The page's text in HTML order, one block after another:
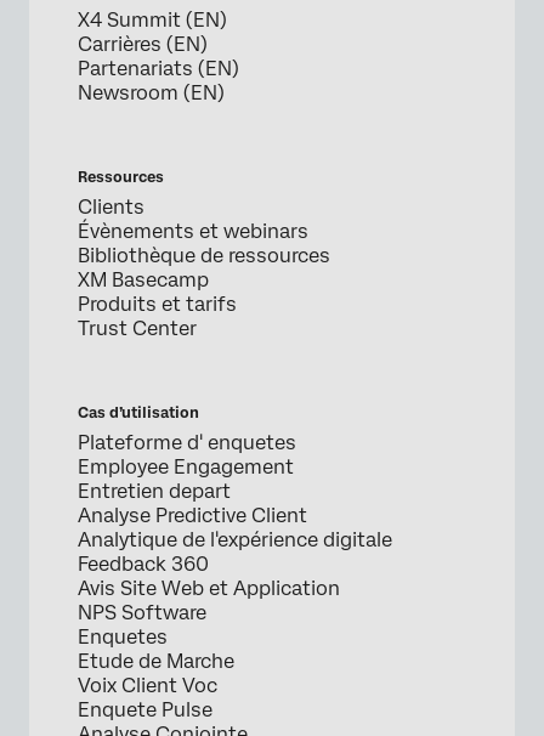
X4 Summit (EN)
Carrières (EN)
Partenariats (EN)
Newsroom (EN)
Ressources
Clients
Évènements et webinars
Bibliothèque de ressources
XM Basecamp
Produits et tarifs
Trust Center
Cas d’utilisation
Plateforme d' enquetes
Employee Engagement
Entretien depart
Analyse Predictive Client
Analytique de l'expérience digitale
Feedback 360
Avis Site Web et Application
NPS Software
Enquetes
Etude de Marche
Voix Client Voc
Enquete Pulse